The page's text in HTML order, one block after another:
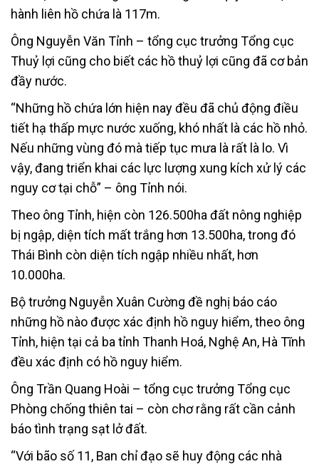
hành liên hồ chứa là 117m.
Ông Nguyễn Văn Tỉnh – tổng cục trưởng Tổng cục
Thuỷ lợi cũng cho biết các hồ thuỷ lợi cũng đã cơ bản
đầy nước.
“Những hồ chứa lớn hiện nay đều đã chủ động điều
tiết hạ thấp mực nước xuống, khó nhất là các hồ nhỏ.
Nếu những vùng đó mà tiếp tục mưa là rất là lo. Vì
vậy, đang triển khai các lực lượng xung kích xử lý các
nguy cơ tại chỗ” – ông Tỉnh nói.
Theo ông Tỉnh, hiện còn 126.500ha đất nông nghiệp
bị ngập, diện tích mất trắng hơn 13.500ha, trong đó
Thái Bình còn diện tích ngập nhiều nhất, hơn
10.000ha.
Bộ trưởng Nguyễn Xuân Cường đề nghị báo cáo
những hồ nào được xác định hồ nguy hiểm, theo ông
Tỉnh, hiện tại cả ba tỉnh Thanh Hoá, Nghệ An, Hà Tĩnh
đều xác định có hồ nguy hiểm.
Ông Trần Quang Hoài – tổng cục trưởng Tổng cục
Phòng chống thiên tai – còn chơ rằng rất cần cảnh
báo tình trạng sạt lở đất.
“Với bão số 11, Ban chỉ đạo sẽ huy động các nhà